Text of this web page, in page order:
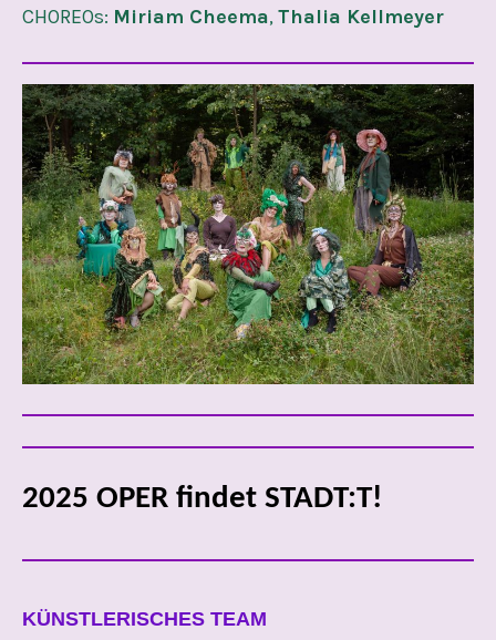
CHOREOs: Miriam Cheema,Thalia Kellmeyer
2025 OPER findet STADT:T!
KÜNSTLERISCHES TEAM